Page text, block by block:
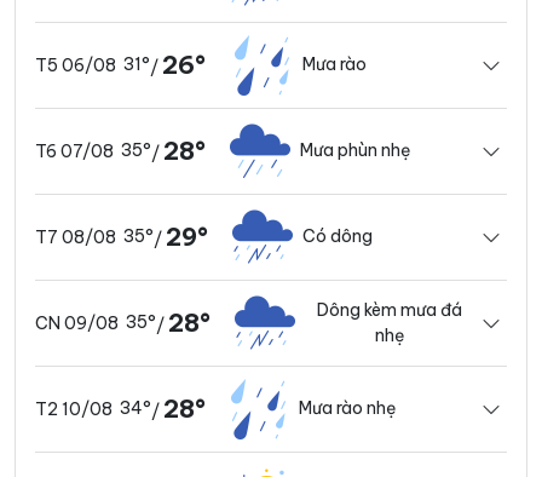
T5 06/08 31°/ 26° Mưa rào
T6 07/08 35°/ 28° Mưa phùn nhẹ
T7 08/08 35°/ 29° Có dông
CN 09/08 35°/ 28°
Dông kèm mưa đá
nhẹ
T2 10/08 34°/ 28° Mưa rào nhẹ